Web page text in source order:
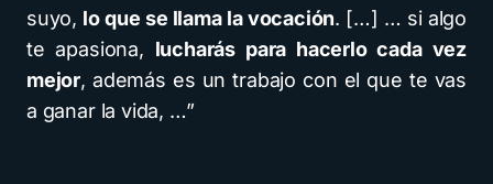
suyo, lo que se llama la vocación. […] … si algo
te apasiona, lucharás para hacerlo cada vez
mejor, además es un trabajo con el que te vas
a ganar la vida, …”